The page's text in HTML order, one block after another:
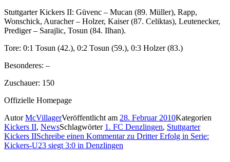
Stuttgarter Kickers II: Güvenc – Mucan (89. Müller), Rapp,
Wonschick, Auracher – Holzer, Kaiser (87. Celiktas), Leutenecker,
Prediger – Sarajlic, Tosun (84. Ilhan).
Tore: 0:1 Tosun (42.), 0:2 Tosun (59.), 0:3 Holzer (83.)
Besonderes: –
Zuschauer: 150
Offizielle Homepage
AutorMcVillagerVeröffentlicht am 28. Februar 2010Kategorien
Kickers II, NewsSchlagwörter 1. FC Denzlingen, Stuttgarter
Kickers IISchreibe einen Kommentarzu Dritter Erfolg in Serie:
Kickers-U23 siegt 3:0 in Denzlingen